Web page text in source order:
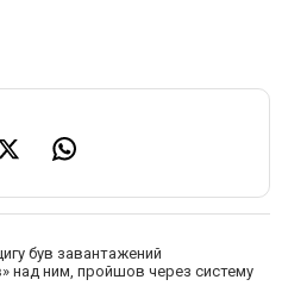
був завантажений
над ним, пройшов через систему